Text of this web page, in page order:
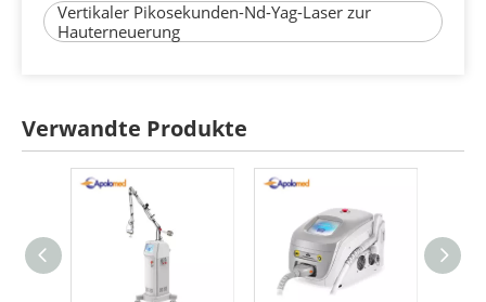
Vertikaler Pikosekunden-Nd-Yag-Laser zur
Hauterneuerung
Verwandte Produkte